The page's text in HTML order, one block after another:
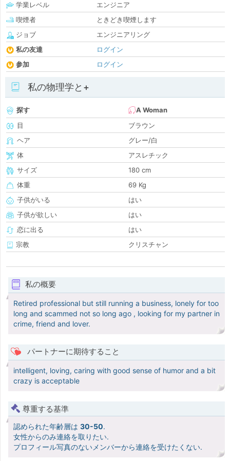
学業レベル
エンジニア
喫煙者
ときどき喫煙します
ジョブ
エンジニアリング
私の友達
ログイン
参加
ログイン
私の物理学と+
探す
A Woman
目
ブラウン
ヘア
グレー/白
体
アスレチック
サイズ
180 cm
体重
69 Kg
子供がいる
はい
子供が欲しい
はい
恋に出る
はい
宗教
クリスチャン
私の概要
Retired professional but still running a business, lonely for too
long and scammed not so long ago , looking for my partner in
crime, friend and lover.
パートナーに期待すること
intelligent, loving, caring with good sense of humor and a bit
crazy is acceptable
尊重する基準
認められた年齢層は 30-50.
女性からのみ連絡を取りたい.
プロフィール写真のないメンバーから連絡を受けたくない.